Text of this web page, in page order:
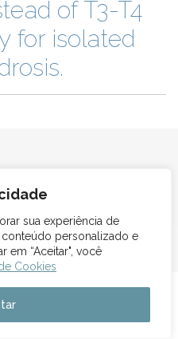
sua experiência de
personalizado e
em “Aceitar", você
Cookies
of T3-T4
for isolated
17